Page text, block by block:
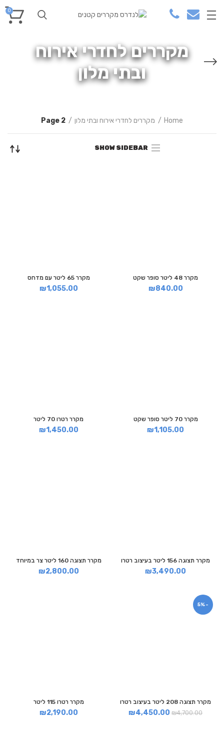
0
מקררים לחדרי אירוח
ובתי מלון
Home מקררים לחדרי אירוח ובתי מלון Page 2
SHOW SIDEBAR
מקרר 48 ליטר סופר שקט
₪840.00
מקרר 65 ליטר עם מדחס
₪1,055.00
מקרר 70 ליטר סופר שקט
₪1,105.00
מקרר רטרו 70 ליטר
₪1,450.00
מקרר תצוגה 156 ליטר בעיצוב רטרו
₪3,490.00
מקרר תצוגה 160 ליטר צר במיוחד
₪2,800.00
-5%
מקרר תצוגה 208 ליטר בעיצוב רטרו
₪4,700.00
₪4,450.00
מקרר רטרו 115 ליטר
₪2,190.00